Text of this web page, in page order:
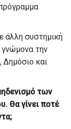
άλλη συστημική
γνώμονα την
Δημόσιο και
των
Θα γίνει ποτέ